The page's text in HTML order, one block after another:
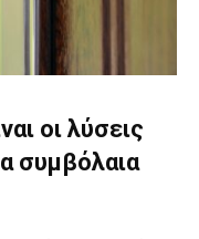
οι λύσεις
συμβόλαια